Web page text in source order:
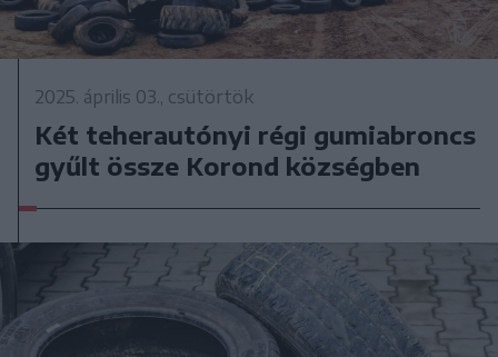
2025. április 03., csütörtök
Két teherautónyi régi gumiabroncs
gyűlt össze Korond községben